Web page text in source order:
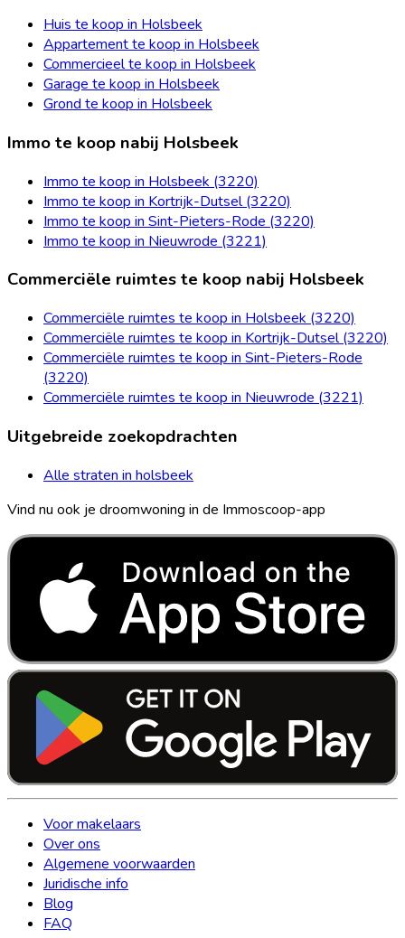
Huis te koop in Holsbeek
Appartement te koop in Holsbeek
Commercieel te koop in Holsbeek
Garage te koop in Holsbeek
Grond te koop in Holsbeek
Immo te koop nabij Holsbeek
Immo te koop in Holsbeek (3220)
Immo te koop in Kortrijk-Dutsel (3220)
Immo te koop in Sint-Pieters-Rode (3220)
Immo te koop in Nieuwrode (3221)
Commerciële ruimtes te koop nabij Holsbeek
Commerciële ruimtes te koop in Holsbeek (3220)
Commerciële ruimtes te koop in Kortrijk-Dutsel (3220)
Commerciële ruimtes te koop in Sint-Pieters-Rode
(3220)
Commerciële ruimtes te koop in Nieuwrode (3221)
Uitgebreide zoekopdrachten
Alle straten in holsbeek
Vind nu ook je droomwoning in de Immoscoop-app
Voor makelaars
Over ons
Algemene voorwaarden
Juridische info
Blog
FAQ